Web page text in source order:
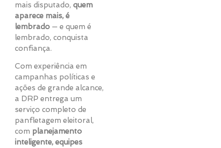
mais disputado, quem
aparece mais, é
lembrado — e quem é
lembrado, conquista
confiança.
Com experiência em
campanhas políticas e
ações de grande alcance,
a DRP entrega um
serviço completo de
panfletagem eleitoral,
com planejamento
inteligente, equipes